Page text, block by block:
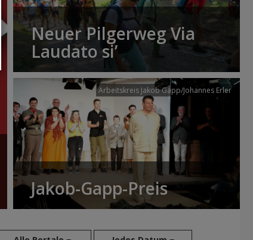
Neuer Pilgerweg Via
Laudato si’
Arbeitskreis Jakob Gapp/Johannes Erler
Jakob-Gapp-Preis